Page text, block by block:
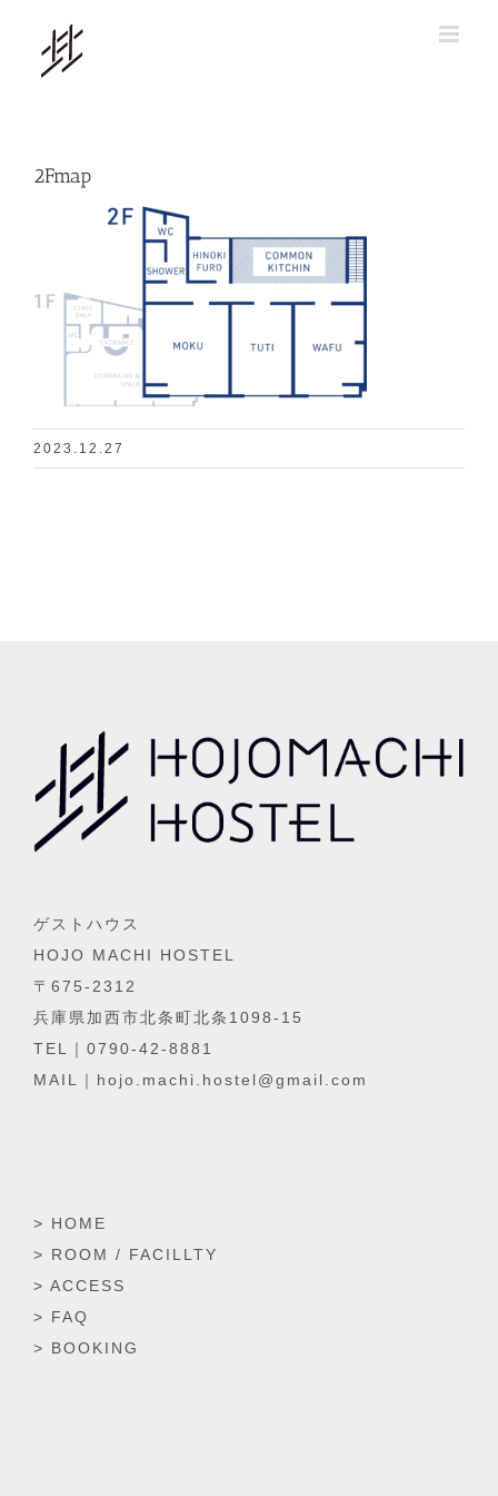
content
2Fmap
2023.12.27
ゲストハウス
HOJO MACHI HOSTEL
〒675-2312
兵庫県加西市北条町北条1098-15
TEL｜0790-42-8881
MAIL｜hojo.machi.hostel@gmail.com
> HOME
> ROOM / FACILLTY
> ACCESS
> FAQ
> BOOKING